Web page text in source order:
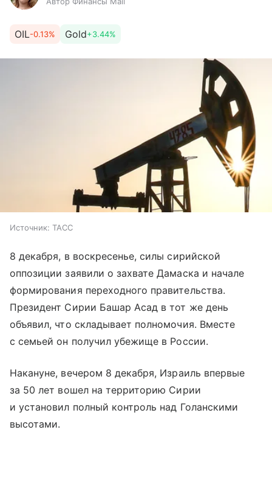
OIL-0.13% Gold+3.44%
Источник: ТАСС
8 декабря, в воскресенье, силы сирийской
оппозиции заявили о захвате Дамаска и начале
формирования переходного правительства.
Президент Сирии Башар Асад в тот же день
объявил, что складывает полномочия. Вместе
с семьей он получил убежище в России.
Накануне, вечером 8 декабря, Израиль впервые
за 50 лет вошел на территорию Сирии
и установил полный контроль над Голанскими
высотами.